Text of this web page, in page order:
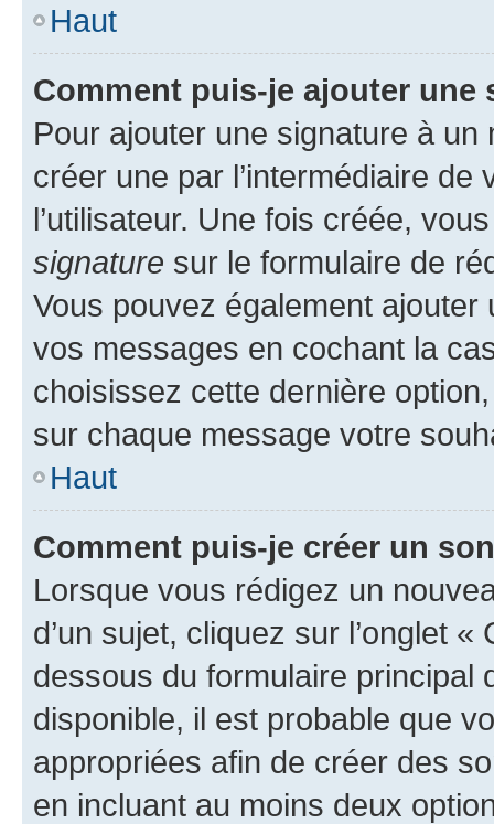
Haut
Comment puis-je ajouter une
Pour ajouter une signature à un
créer une par l’intermédiaire
l’utilisateur. Une fois créée,
signature sur le formulaire de
Vous pouvez également
vos messages en cochant la
choisissez cette dernière
sur chaque message votre
Haut
Comment puis-je créer un
Lorsque vous rédigez un
d’un sujet, cliquez sur l’onglet
dessous du formulaire principal
disponible, il est probable que
appropriées afin de créer des
en incluant au moins deux